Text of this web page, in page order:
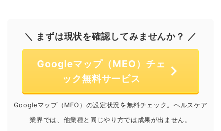
＼ まずは現状を確認してみませんか？ ／
Googleマップ（MEO）チェ
ック無料サービス
Googleマップ（MEO）の設定状況を無料チェック。ヘルスケア
業界では、他業種と同じやり方では成果が出ません。